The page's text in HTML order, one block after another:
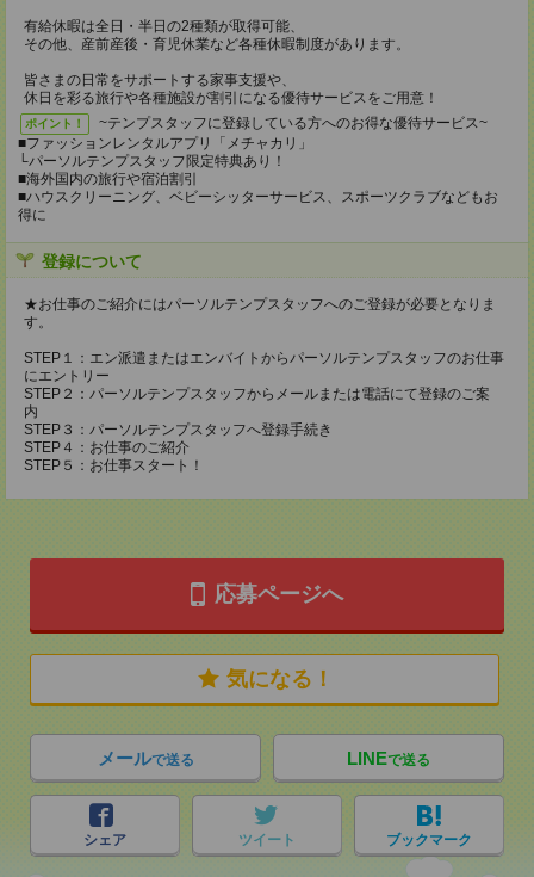
有給休暇は全日・半日の2種類が取得可能、
その他、産前産後・育児休業など各種休暇制度があります。
皆さまの日常をサポートする家事支援や、
休日を彩る旅行や各種施設が割引になる優待サービスをご用意！
ポイント！
~テンプスタッフに登録している方へのお得な優待サービス~
■ファッションレンタルアプリ「メチャカリ」
└パーソルテンプスタッフ限定特典あり！
■海外国内の旅行や宿泊割引
■ハウスクリーニング、ベビーシッターサービス、スポーツクラブなどもお
得に
登録について
★お仕事のご紹介にはパーソルテンプスタッフへのご登録が必要となりま
す。
STEP１：エン派遣またはエンバイトからパーソルテンプスタッフのお仕事
にエントリー
STEP２：パーソルテンプスタッフからメールまたは電話にて登録のご案
内
STEP３：パーソルテンプスタッフへ登録手続き
STEP４：お仕事のご紹介
STEP５：お仕事スタート！
応募ページへ
気になる！
メールで送る LINEで送る
シェア ツイート ブックマーク